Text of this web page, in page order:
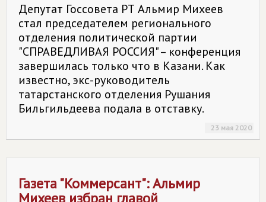
Депутат Госсовета РТ Альмир Михеев
стал председателем регионального
отделения политической партии
"СПРАВЕДЛИВАЯ РОССИЯ" – конференция
завершилась только что в Казани. Как
известно, экс-руководитель
татарстанского отделения Рушания
Бильгильдеева подала в отставку.
23 мая 2020
Газета "Коммерсант": Альмир
Михеев избран главой